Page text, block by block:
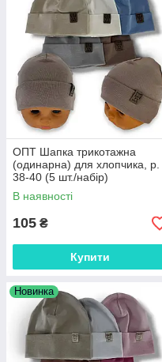
ОПТ Шапка трикотажна
(одинарна) для хлопчика, р.
38-40 (5 шт./набір)
В наявності
105 ₴
Купити
Новинка